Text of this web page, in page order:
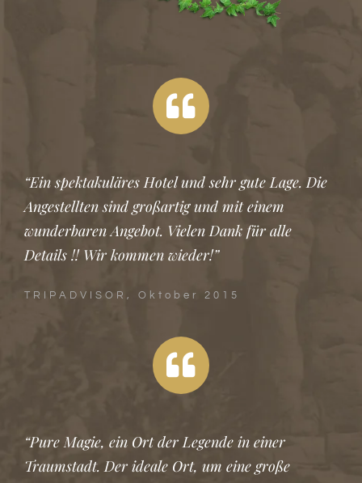
“Ein spektakuläres Hotel und sehr gute Lage. Die
Angestellten sind großartig und mit einem
wunderbaren Angebot. Vielen Dank für alle
Details !! Wir kommen wieder!”
TRIPADVISOR, Oktober 2015
“Pure Magie, ein Ort der Legende in einer
Traumstadt. Der ideale Ort, um eine große